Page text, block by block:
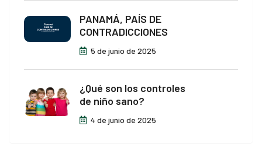
PANAMÁ, PAÍS DE
CONTRADICCIONES
5 de junio de 2025
¿Qué son los controles
de niño sano?
4 de junio de 2025